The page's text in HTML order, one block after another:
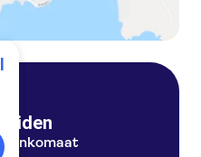
Leiden
Alankomaat